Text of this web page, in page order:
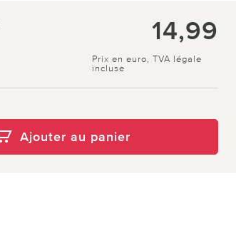
14,99
Prix en euro, TVA légale
incluse
Ajouter au panier